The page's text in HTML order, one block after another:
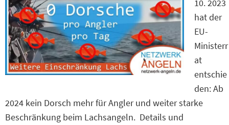
10. 2023
hat der
EU-
Ministerr
at
entschie
den: Ab
2024 kein Dorsch mehr für Angler und weiter starke
Beschränkung beim Lachsangeln. Details und